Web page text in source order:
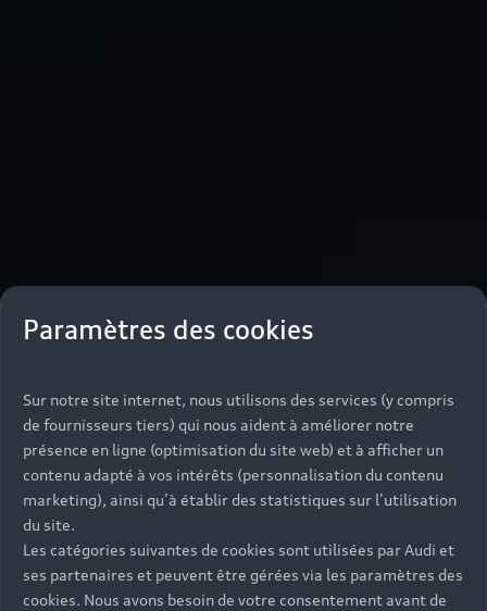
Paramètres des cookies
Sur notre site internet, nous utilisons des services (y compris
de fournisseurs tiers) qui nous aident à améliorer notre
présence en ligne (optimisation du site web) et à afficher un
contenu adapté à vos intérêts (personnalisation du contenu
marketing), ainsi qu’à établir des statistiques sur l’utilisation
du site.
Les catégories suivantes de cookies sont utilisées par Audi et
ses partenaires et peuvent être gérées via les paramètres des
cookies. Nous avons besoin de votre consentement avant de